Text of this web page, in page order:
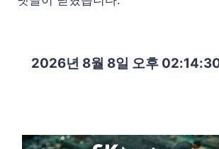
2026년 8월 8일 오후 02:14:31